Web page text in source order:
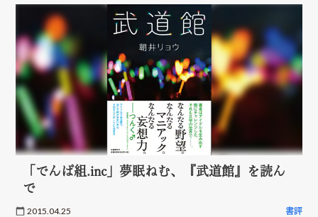
「でんぱ組.inc」夢眠ねむ、『武道館』を読ん
で
2015.04.25 書評